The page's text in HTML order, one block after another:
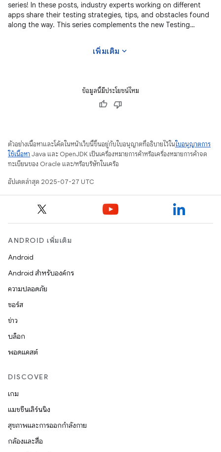
series! In these posts, industry experts working on different
apps share their testing strategies, tips, and obstacles found
along the way. This series complements the new Testing
เพิ่มเติม expand_more
ข้อมูลนี้มีประโยชน์ไหม
ตัวอย่างเนื้อหาและโค้ดในหน้าเว็บนี้ขึ้นอยู่กับใบอนุญาตที่อธิบายไว้ในใบอนุญาตการ
ใช้เนื้อหา Java และ OpenJDK เป็นเครื่องหมายการค้าหรือเครื่องหมายการค้าจด
ทะเบียนของ Oracle และ/หรือบริษัทในเครือ
อัปเดตล่าสุด 2025-07-27 UTC
ANDROID เพิ่มเติม
Android
Android สำหรับองค์กร
ความปลอดภัย
ซอร์ส
ข่าว
บล็อก
พอดแคสต์
DISCOVER
เกม
แมชชีนเลิร์นนิง
สุขภาพและการออกกำลังกาย
กล้องและสื่อ